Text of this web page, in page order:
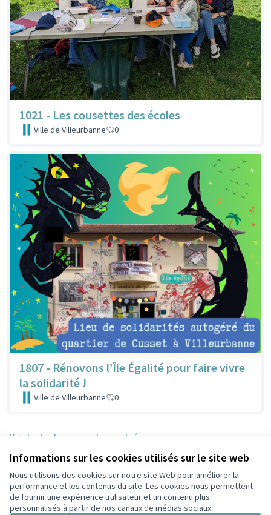
Informations sur les cookies utilisés sur le site web
Nous utilisons des cookies sur notre site Web pour améliorer la
performance et les contenus du site. Les cookies nous permettent
de fournir une expérience utilisateur et un contenu plus
personnalisés à partir de nos canaux de médias sociaux.
1021 - Les cousettes des écoles
Ville de Villeurbanne 0
1807 - Rénovons l’Île Égalité pour faire vivre
la solidarité !
Ville de Villeurbanne 0
Voir toutes les propositions retirées
Conditions d'utilisation
Paramètres des cookies
Participez Villeurbanne sur X
Participez Villeurbanne sur Facebook
Participez Villeurbanne sur Instagram
Participez Villeurbanne sur YouTube